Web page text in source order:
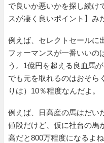
で良いか悪いかを探し続け
スが凄く良いポイント】み
例えば、セレクトセールに
フォーマンスが一番いいの
う。1億円を超える良血馬
でも元を取れるのはおそら
りは）10％程度なんだよ。
例えば、日高産の馬はだい
値段だけど、仮に社台の馬
高だと800万程度になるよ